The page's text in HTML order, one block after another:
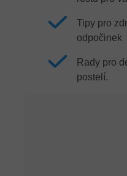
Tipy pro
odpočinek
Rady pro
postelí.